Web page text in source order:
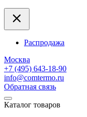
Распродажа
Москва
+7 (495) 643-18-90
info@comtermo.ru
Обратная связь
Каталог товаров